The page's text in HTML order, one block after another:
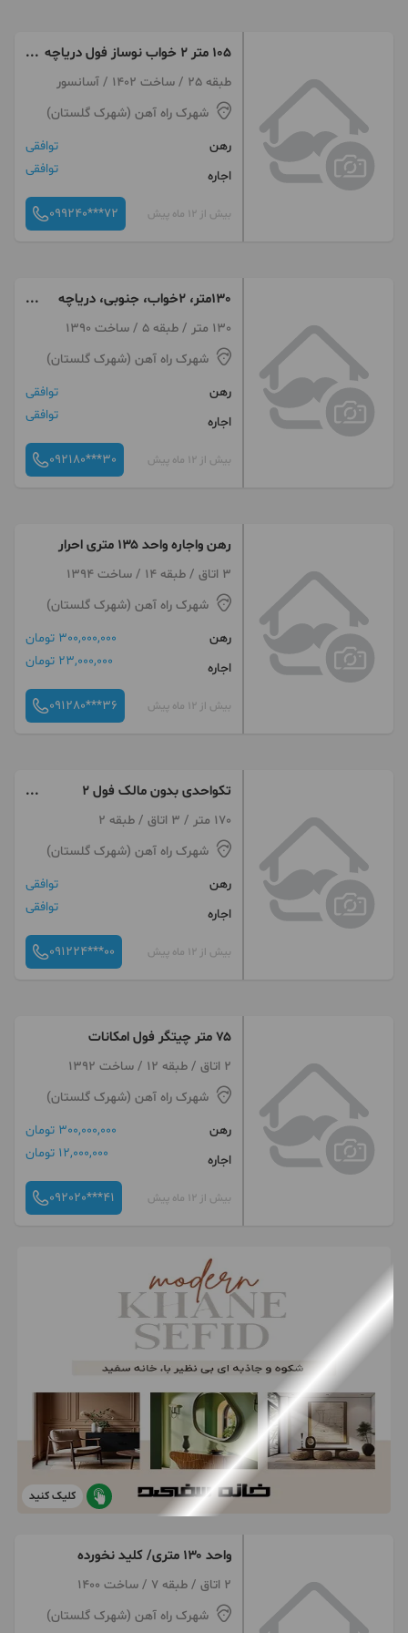
۱۰۵ متر ۲ خواب نوساز فول دریاچه
چیتگر
طبقه 25 / ساخت 1402 / آسانسور
شهرک راه آهن (شهرک گلستان)
رهن
توافقی
اجاره
توافقی
بیش از 12 ماه پیش 099240***72
130متر، 2خواب، جنوبی، دریاچه
چیتگر
130 متر / طبقه 5 / ساخت 1390
شهرک راه آهن (شهرک گلستان)
رهن
توافقی
اجاره
توافقی
بیش از 12 ماه پیش 092180***30
رهن واجاره واحد ۱۳۵ متری احرار
3 اتاق / طبقه 14 / ساخت 1394
شهرک راه آهن (شهرک گلستان)
رهن
300,000,000 تومان
اجاره
23,000,000 تومان
بیش از 12 ماه پیش 091280***36
تکواحدی بدون مالک فول ۲
پارکینگ
170 متر / 3 اتاق / طبقه 2
شهرک راه آهن (شهرک گلستان)
رهن
توافقی
اجاره
توافقی
بیش از 12 ماه پیش 091224***00
۷۵ متر چیتگر فول امکانات
2 اتاق / طبقه 12 / ساخت 1392
شهرک راه آهن (شهرک گلستان)
رهن
300,000,000 تومان
اجاره
12,000,000 تومان
بیش از 12 ماه پیش 092020***41
کلیک کنید
واحد ۱۳۰ متری/ کلید نخورده
2 اتاق / طبقه 7 / ساخت 1400
شهرک راه آهن (شهرک گلستان)